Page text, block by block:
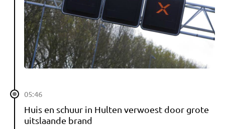
05:46
Huis en schuur in Hulten verwoest door grote
uitslaande brand